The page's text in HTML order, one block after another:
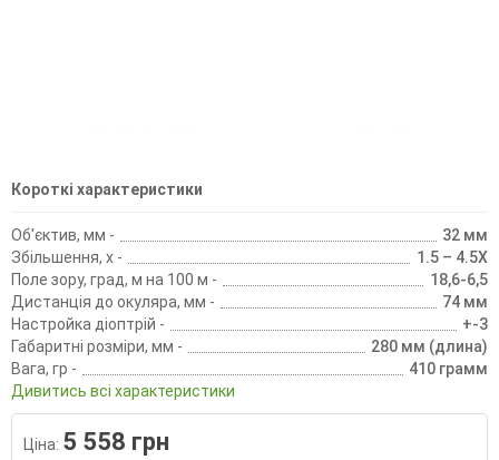
Короткі характеристики
Об'єктив, мм -
32 мм
Збільшення, х -
1.5 – 4.5X
Поле зору, град, м на 100 м -
18,6-6,5
Дистанція до окуляра, мм -
74 мм
Настройка діоптрій -
+-3
Габаритні розміри, мм -
280 мм (длина)
Вага, гр -
410 грамм
Дивитись всі характеристики
Ціна: 5 558 грн